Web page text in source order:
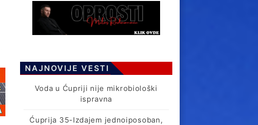
NAJNOVIJE VESTI
Voda u Ćupriji nije mikrobiološki
ispravna
Ćuprija 35-Izdajem jednoiposoban,